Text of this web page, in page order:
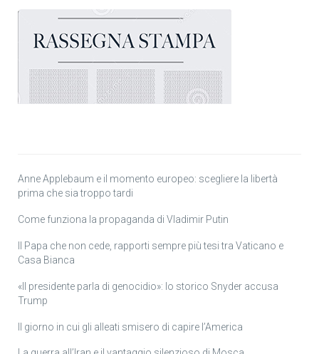
Anne Applebaum e il momento europeo: scegliere la libertà
prima che sia troppo tardi
Come funziona la propaganda di Vladimir Putin
Il Papa che non cede, rapporti sempre più tesi tra Vaticano e
Casa Bianca
«Il presidente parla di genocidio»: lo storico Snyder accusa
Trump
Il giorno in cui gli alleati smisero di capire l’America